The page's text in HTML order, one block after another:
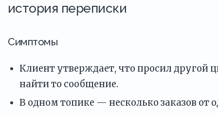
история переписки
Симптомы
Клиент утверждает, что просил другой
найти то сообщение.
В одном топике — несколько заказов от